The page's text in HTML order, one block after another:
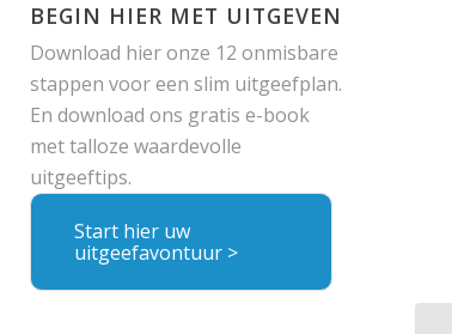
BEGIN HIER MET UITGEVEN
Download hier onze 12 onmisbare
stappen voor een slim uitgeefplan.
En download ons gratis e-book
met talloze waardevolle
uitgeeftips.
Start hier uw
uitgeefavontuur >